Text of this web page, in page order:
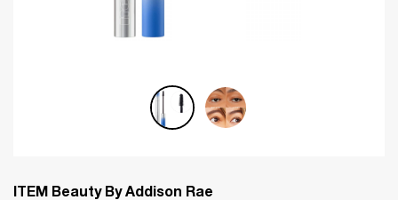
ITEM Beauty By Addison Rae